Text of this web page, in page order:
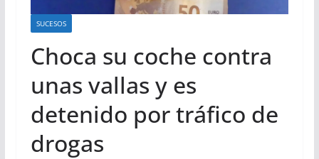
SUCESOS
Choca su coche contra
unas vallas y es
detenido por tráfico de
drogas